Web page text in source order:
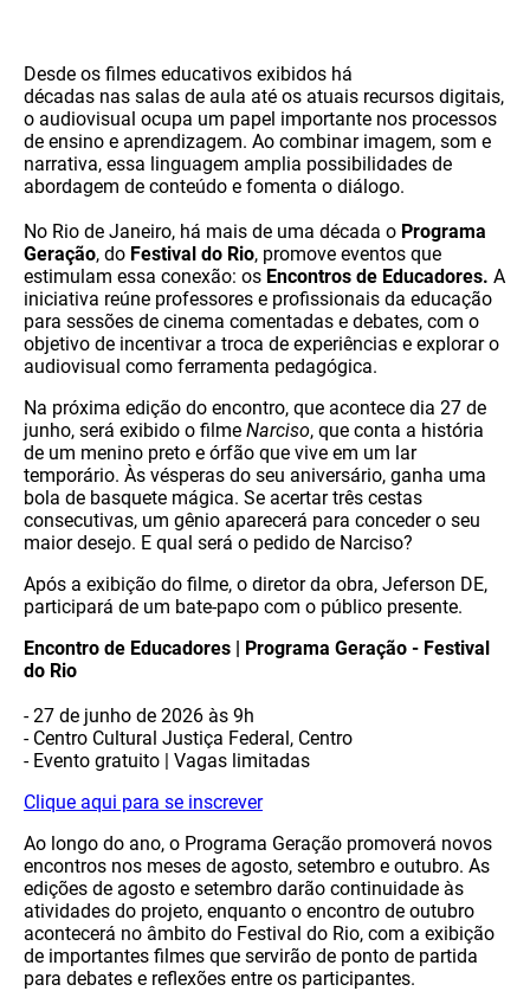
Desde os filmes educativos exibidos há
décadas nas salas de aula até os atuais recursos digitais,
o audiovisual ocupa um papel importante nos processos
de ensino e aprendizagem. Ao combinar imagem, som e
narrativa, essa linguagem amplia possibilidades de
abordagem de conteúdo e fomenta o diálogo.
No Rio de Janeiro, há mais de uma década o Programa
Geração, do Festival do Rio, promove eventos que
estimulam essa conexão: os Encontros de Educadores. A
iniciativa reúne professores e profissionais da educação
para sessões de cinema comentadas e debates, com o
objetivo de incentivar a troca de experiências e explorar o
audiovisual como ferramenta pedagógica.
Na próxima edição do encontro, que acontece dia 27 de
junho, será exibido o filme Narciso, que conta a história
de um menino preto e órfão que vive em um lar
temporário. Às vésperas do seu aniversário, ganha uma
bola de basquete mágica. Se acertar três cestas
consecutivas, um gênio aparecerá para conceder o seu
maior desejo. E qual será o pedido de Narciso?
Após a exibição do filme, o diretor da obra, Jeferson DE,
participará de um bate-papo com o público presente.
Encontro de Educadores | Programa Geração - Festival
do Rio
- 27 de junho de 2026 às 9h
- Centro Cultural Justiça Federal, Centro
- Evento gratuito | Vagas limitadas
Clique aqui para se inscrever
Ao longo do ano, o Programa Geração promoverá novos
encontros nos meses de agosto, setembro e outubro. As
edições de agosto e setembro darão continuidade às
atividades do projeto, enquanto o encontro de outubro
acontecerá no âmbito do Festival do Rio, com a exibição
de importantes filmes que servirão de ponto de partida
para debates e reflexões entre os participantes.